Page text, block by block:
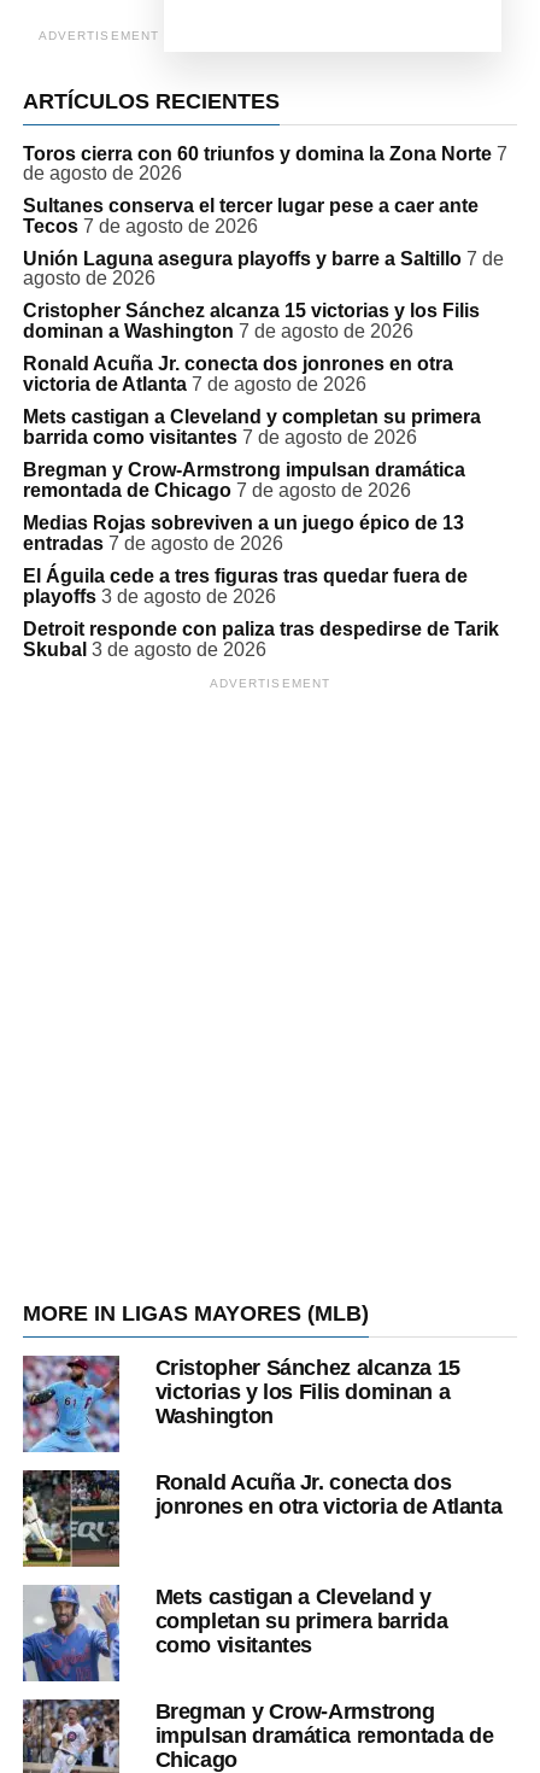
ADVERTISEMENT
ARTÍCULOS RECIENTES
Toros cierra con 60 triunfos y domina la Zona Norte 7
de agosto de 2026
Sultanes conserva el tercer lugar pese a caer ante
Tecos 7 de agosto de 2026
Unión Laguna asegura playoffs y barre a Saltillo 7 de
agosto de 2026
Cristopher Sánchez alcanza 15 victorias y los Filis
dominan a Washington 7 de agosto de 2026
Ronald Acuña Jr. conecta dos jonrones en otra
victoria de Atlanta 7 de agosto de 2026
Mets castigan a Cleveland y completan su primera
barrida como visitantes 7 de agosto de 2026
Bregman y Crow-Armstrong impulsan dramática
remontada de Chicago 7 de agosto de 2026
Medias Rojas sobreviven a un juego épico de 13
entradas 7 de agosto de 2026
El Águila cede a tres figuras tras quedar fuera de
playoffs 3 de agosto de 2026
Detroit responde con paliza tras despedirse de Tarik
Skubal 3 de agosto de 2026
ADVERTISEMENT
MORE IN LIGAS MAYORES (MLB)
Cristopher Sánchez alcanza 15
victorias y los Filis dominan a
Washington
Ronald Acuña Jr. conecta dos
jonrones en otra victoria de Atlanta
Mets castigan a Cleveland y
completan su primera barrida
como visitantes
Bregman y Crow-Armstrong
impulsan dramática remontada de
Chicago